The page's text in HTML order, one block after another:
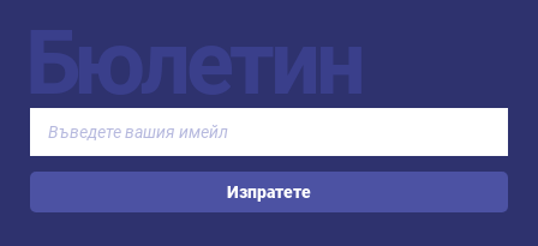
Бюлетин
Изпратете